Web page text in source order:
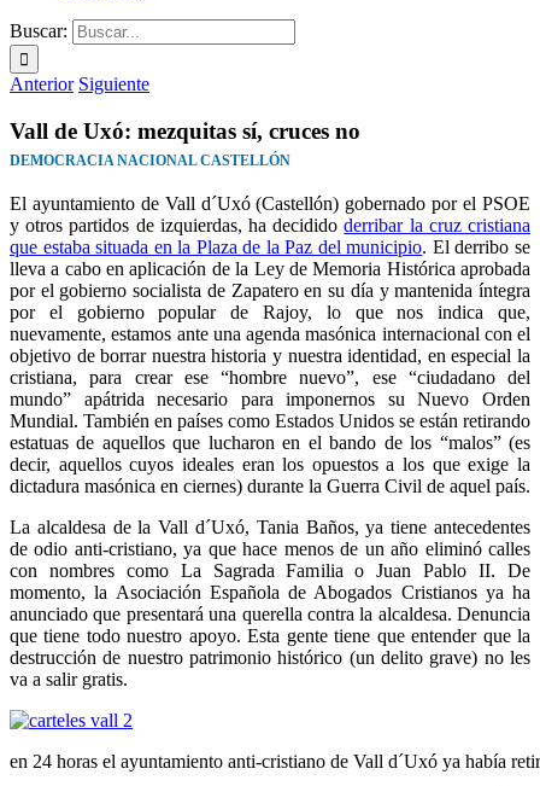
Buscar:
Anterior Siguiente
Vall de Uxó: mezquitas sí, cruces no
DEMOCRACIA NACIONAL CASTELLÓN
El ayuntamiento de Vall d´Uxó (Castellón) gobernado por el PSOE
y otros partidos de izquierdas, ha decididoderribar la cruz cristiana
que estaba situada en la Plaza de la Paz del municipio. El derribo se
lleva a cabo en aplicación de la Ley de Memoria Histórica aprobada
por el gobierno socialista de Zapatero en su día y mantenida íntegra
por el gobierno popular de Rajoy, lo que nos indica que,
nuevamente, estamos ante una agenda masónica internacional con el
objetivo de borrar nuestra historia y nuestra identidad, en especial la
cristiana, para crear ese “hombre nuevo”, ese “ciudadano del
mundo” apátrida necesario para imponernos su Nuevo Orden
Mundial. También en países como Estados Unidos se están retirando
estatuas de aquellos que lucharon en el bando de los “malos” (es
decir, aquellos cuyos ideales eran los opuestos a los que exige la
dictadura masónica en ciernes) durante la Guerra Civil de aquel país.
La alcaldesa de la Vall d´Uxó, Tania Baños, ya tiene antecedentes
de odio anti-cristiano, ya quehace menos de un año eliminó calles
con nombres como La Sagrada Familia o Juan Pablo II. De
momento, la Asociación Española de Abogados Cristianos ya ha
anunciado que presentará una querella contra la alcaldesa. Denuncia
que tiene todo nuestro apoyo. Esta gente tiene que entender que la
destrucción de nuestro patrimonio histórico (un delito grave) no les
va a salir gratis.
en 24 horas el ayuntamiento anti-cristiano de Vall d´Uxó ya había